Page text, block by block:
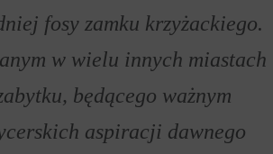
fosy zamku krzyżackiego.
w wielu innych miastach
będącego ważnym
aspiracji dawnego